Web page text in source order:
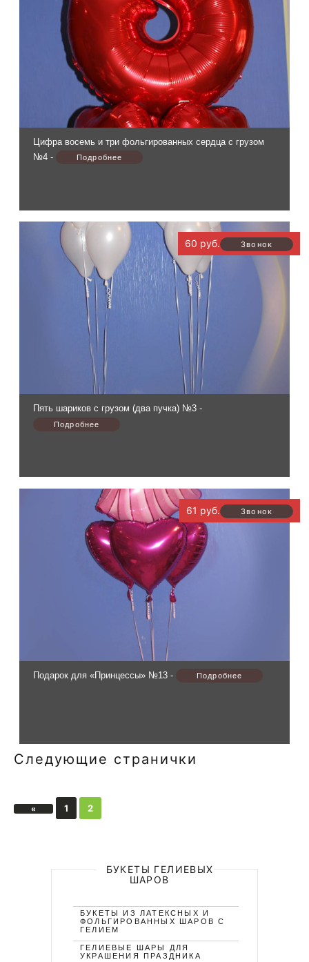
Цифра восемь и три фольгированных сердца с грузом
№4 -
60 руб.
Пять шариков с грузом (два пучка) №3 -
61 руб.
Подарок для «Принцессы» №13 -
Следующие странички
« 1 2
БУКЕТЫ ГЕЛИЕВЫХ
ШАРОВ
БУКЕТЫ ИЗ ЛАТЕКСНЫХ И
ФОЛЬГИРОВАННЫХ ШАРОВ С
ГЕЛИЕМ
ГЕЛИЕВЫЕ ШАРЫ ДЛЯ
УКРАШЕНИЯ ПРАЗДНИКА